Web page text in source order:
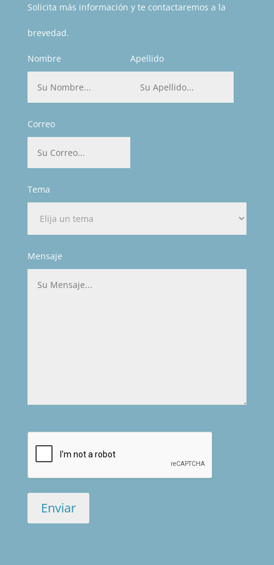
Solicita más información y te contactaremos a la
brevedad.
Nombre Apellido
Correo
Tema
Mensaje